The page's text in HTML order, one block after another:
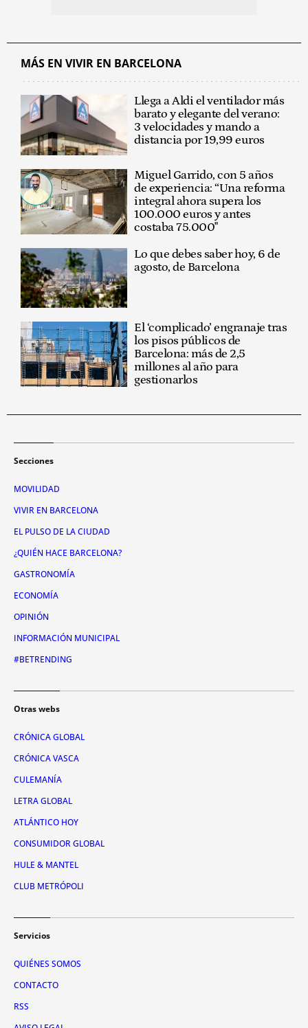
MÁS EN VIVIR EN BARCELONA
Llega a Aldi el ventilador más
barato y elegante del verano:
3 velocidades y mando a
distancia por 19,99 euros
Miguel Garrido, con 5 años
de experiencia: “Una reforma
integral ahora supera los
100.000 euros y antes
costaba 75.000"
Lo que debes saber hoy, 6 de
agosto, de Barcelona
El ‘complicado’ engranaje tras
los pisos públicos de
Barcelona: más de 2,5
millones al año para
gestionarlos
Secciones
MOVILIDAD
VIVIR EN BARCELONA
EL PULSO DE LA CIUDAD
¿QUIÉN HACE BARCELONA?
GASTRONOMÍA
ECONOMÍA
OPINIÓN
INFORMACIÓN MUNICIPAL
#BETRENDING
Otras webs
CRÓNICA GLOBAL
CRÓNICA VASCA
CULEMANÍA
LETRA GLOBAL
ATLÁNTICO HOY
CONSUMIDOR GLOBAL
HULE & MANTEL
CLUB METRÓPOLI
Servicios
QUIÉNES SOMOS
CONTACTO
RSS